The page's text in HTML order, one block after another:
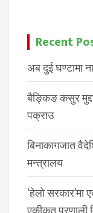
Recent
अब दुई घण्टामा
बैङ्किङ कसुर
पक्राउ
बिनाकागजात
मन्त्रालय
‘हेलो सरकार’मा
एकीकृत प्रणाली